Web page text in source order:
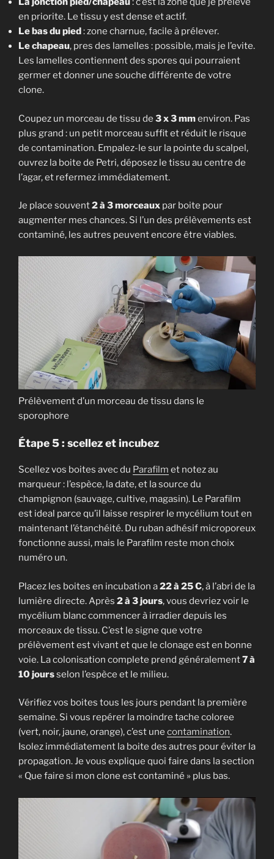
en priorite. Le tissu y est dense et actif.
Le bas du pied: zone charnue, facile à prélever.
Le chapeau, pres des lamelles : possible, mais je l’evite.
Les lamelles contiennent des spores qui pourraient
germer et donner une souche différente de votre
clone.
Coupez un morceau de tissu de 3 x 3 mmenviron. Pas
plus grand : un petit morceau suffit et réduit le risque
de contamination. Empalez-le sur la pointe du scalpel,
ouvrez la boite de Petri, déposez le tissu au centre de
l’agar, et refermez immédiatement.
Je place souvent2 à 3 morceaux par boite pour
augmenter mes chances. Si l’un des prélèvements est
contaminé, les autres peuvent encore être viables.
Prélèvement d’un morceau de tissu dans le
sporophore
Étape 5 : scellez et incubez
Scellez vos boites avec du Parafilm et notez au
marqueur : l’espèce, la date, et la source du
champignon (sauvage, cultive, magasin). Le Parafilm
est ideal parce qu’il laisse respirer le mycélium tout en
maintenant l’étanchéité. Du ruban adhésif microporeux
fonctionne aussi, mais le Parafilm reste mon choix
numéro un.
Placez les boites en incubation a22 à 25 C, à l’abri de la
lumière directe. Après 2 à 3 jours, vous devriez voir le
mycélium blanc commencer à irradier depuis les
morceaux de tissu. C’est le signe que votre
prélèvement est vivant et que le clonage est en bonne
voie. La colonisation complete prend généralement7 à
10 joursselon l’espèce et le milieu.
Vérifiez vos boites tous les jours pendant la première
semaine. Si vous repérer la moindre tache coloree
(vert, noir, jaune, orange), c’est une contamination.
Isolez immédiatement la boite des autres pour éviter la
propagation. Je vous explique quoi faire dans la section
« Que faire si mon clone est contaminé » plus bas.